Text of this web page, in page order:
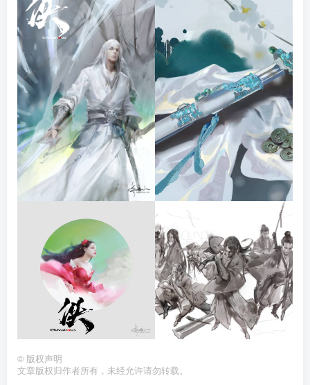
© 版权声明
文章版权归作者所有，未经允许请勿转载。